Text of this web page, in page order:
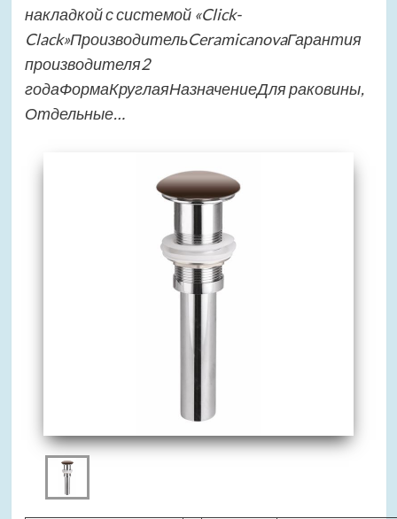
накладкой с системой «Click-
Clack»ПроизводительCeramicanovaГарантия
производителя2
годаФормаКруглаяНазначениеДля раковины,
Отдельные…